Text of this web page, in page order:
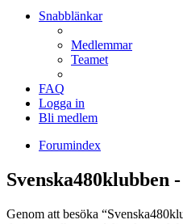
Snabblänkar
Medlemmar
Teamet
FAQ
Logga in
Bli medlem
Forumindex
Genom att besöka